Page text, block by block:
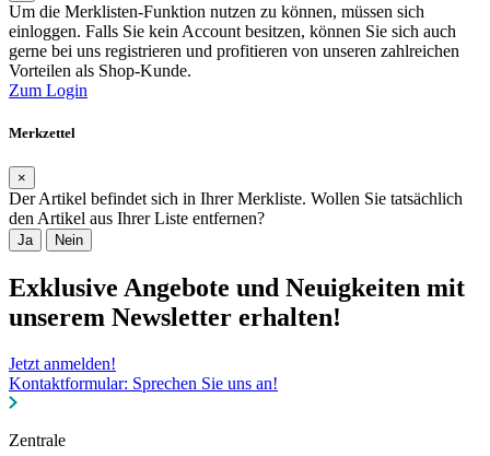
Um die Merklisten-Funktion nutzen zu können, müssen sich
einloggen. Falls Sie kein Account besitzen, können Sie sich auch
gerne bei uns registrieren und profitieren von unseren zahlreichen
Vorteilen als Shop-Kunde.
Zum Login
Merkzettel
×
Der Artikel befindet sich in Ihrer Merkliste. Wollen Sie tatsächlich
den Artikel aus Ihrer Liste entfernen?
Ja Nein
Exklusive Angebote und Neuigkeiten mit
unserem Newsletter erhalten!
Jetzt anmelden!
Kontaktformular: Sprechen Sie uns an!
Zentrale